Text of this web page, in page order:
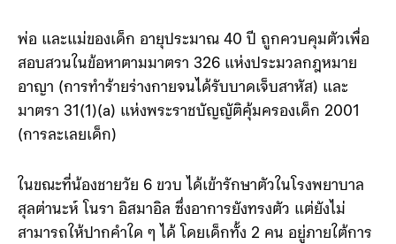
กำลังอยู่ในระหว่างสอบปากคำเพิ่มเติม
พ่อ และแม่ของเด็ก อายุประมาณ 40 ปี ถูกควบคุมตัวเพื่อ
สอบสวนในข้อหาตามมาตรา 326 แห่งประมวลกฎหมาย
อาญา (การทำร้ายร่างกายจนได้รับบาดเจ็บสาหัส) และ
(การละเลยเด็ก)
ในขณะที่น้องชายวัย 6 ขวบ ได้เข้ารักษาตัวในโรงพยาบาล